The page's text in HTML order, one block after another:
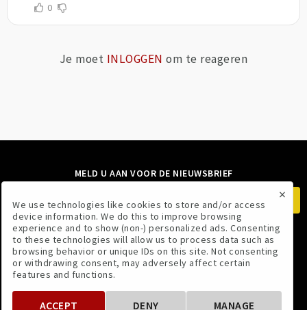
0
Je moet INLOGGEN om te reageren
MELD U AAN VOOR DE NIEUWSBRIEF
VOLG ONS
×
We use technologies like cookies to store and/or access
device information. We do this to improve browsing
experience and to show (non-) personalized ads. Consenting
to these technologies will allow us to process data such as
browsing behavior or unique IDs on this site. Not consenting
or withdrawing consent, may adversely affect certain
features and functions.
ACCEPT DENY MANAGE